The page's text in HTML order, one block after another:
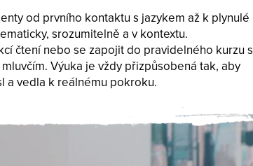
od prvního kontaktu s jazykem až k plynulé
srozumitelně a v kontextu.
čtení nebo se zapojit do pravidelného kurzu s
Výuka je vždy přizpůsobená tak, aby
a vedla k reálnému pokroku.